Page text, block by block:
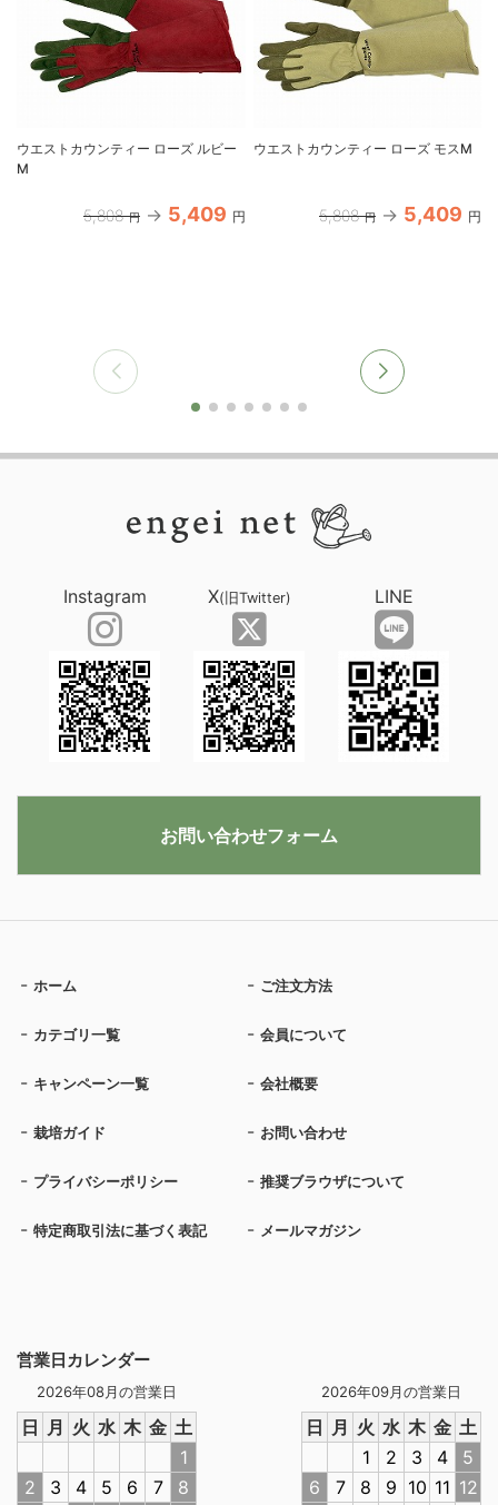
ウエストカウンティー ローズ ルビー
M
5,808 円 5,409 円
ウエストカウンティー ローズ モスM
5,808 円 5,409 円
営業日カレンダー
2026年08月の営業日
日 月 火 水 木 金 土
1
2
3 4 5 6 7 8
2026年09月の営業日
日 月 火 水 木 金 土
1
2 3 4
5
6
7 8 9 10 11 12
ホーム ご注文方法
カテゴリ一覧 会員について
キャンペーン一覧 会社概要
栽培ガイド お問い合わせ
プライバシーポリシー 推奨ブラウザについて
特定商取引法に基づく表記 メールマガジン
Instagram X(旧Twitter) LINE
お問い合わせフォーム